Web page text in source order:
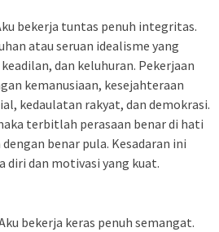
bekerja tuntas penuh integritas.
atau seruan idealisme yang
dan keluhuran. Pekerjaan
kemanusiaan, kesejahteraan
kedaulatan rakyat, dan demokrasi.
terbitlah perasaan benar di hati
benar pula. Kesadaran ini
diri dan motivasi yang kuat.
bekerja keras penuh semangat.